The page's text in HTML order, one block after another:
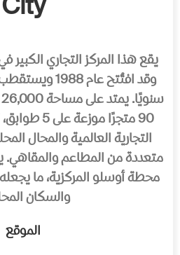
يقع هذا المركز التجاري
90 متجرًا
التجارية العالمية والمحال
متعددة من المطاعم والمقاهي.
محطة أوسلو المركزية، ما
والسكان
الموقع